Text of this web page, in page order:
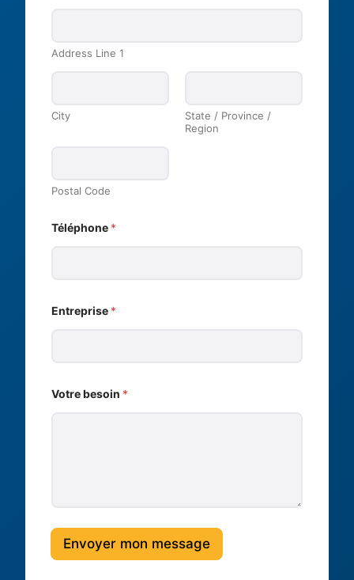
Address Line 1
City
State / Province /
Region
Postal Code
Téléphone *
N
Entreprise *
Votre besoin *
Envoyer mon message